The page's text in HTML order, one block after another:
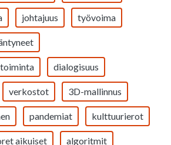
johtajuus työvoima
dialogisuus
verkostot 3D-mallinnus
pandemiat kulttuurierot
aikuiset algoritmit